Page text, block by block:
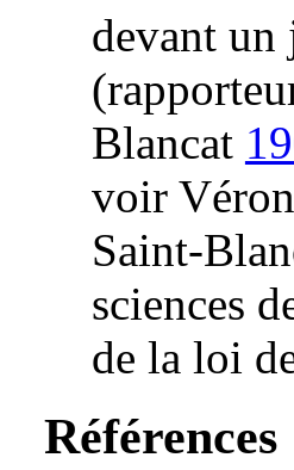
devant un
Blancat
voir Véron
Saint-
sciences
de la loi
Références